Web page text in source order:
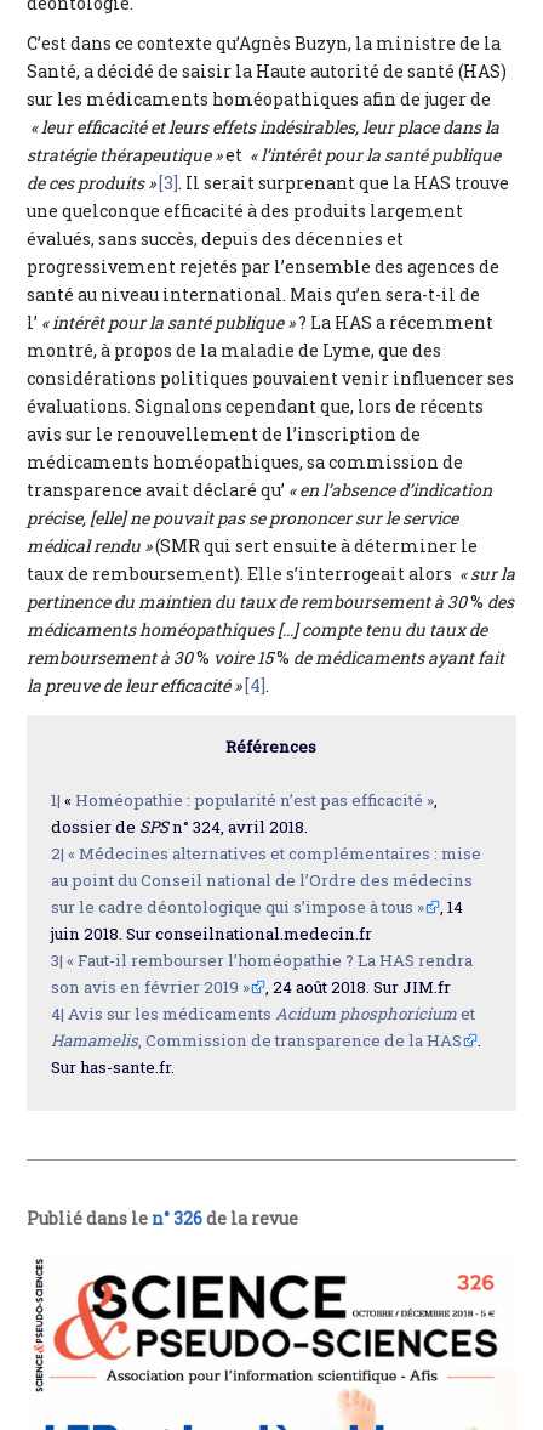
C’est dans ce contexte qu’Agnès Buzyn, la ministre de la
Santé, a décidé de saisir la Haute autorité de santé (HAS)
sur les médicaments homéopathiques afin de juger de
« leur efficacité et leurs effets indésirables, leur place dans la
stratégie thérapeutique »et « l’intérêt pour la santé publique
de ces produits »[3]. Il serait surprenant que la HAS trouve
une quelconque efficacité à des produits largement
évalués, sans succès, depuis des décennies et
progressivement rejetés par l’ensemble des agences de
santé au niveau international. Mais qu’en sera-t-il de
l’ « intérêt pour la santé publique »? La HAS a récemment
montré, à propos de la maladie de Lyme, que des
considérations politiques pouvaient venir influencer ses
évaluations. Signalons cependant que, lors de récents
avis sur le renouvellement de l’inscription de
médicaments homéopathiques, sa commission de
transparence avait déclaré qu’ « en l’absence d’indication
précise, [elle] ne pouvait pas se prononcer sur le service
médical rendu »(SMR qui sert ensuite à déterminer le
taux de remboursement). Elle s’interrogeait alors « sur la
pertinence du maintien du taux de remboursement à 30% des
médicaments homéopathiques [...] compte tenu du taux de
remboursement à 30% voire 15% de médicaments ayant fait
la preuve de leur efficacité »[4].
Références
1| «Homéopathie : popularité n’est pas efficacité »,
dossier de SPSn° 324, avril 2018.
2| « Médecines alternatives et complémentaires : mise
au point du Conseil national de l’Ordre des médecins
sur le cadre déontologique qui s’impose à tous »
, 14
juin 2018. Sur conseilnational.medecin.fr
3| « Faut-il rembourser l’homéopathie ? La HAS rendra
son avis en février 2019 »
, 24 août 2018. Sur JIM.fr
4| Avis sur les médicamentsAcidum phosphoriciumet
Hamamelis, Commission de transparence de la HAS
.
Sur has-sante.fr.
Publié dans le n° 326de la revue